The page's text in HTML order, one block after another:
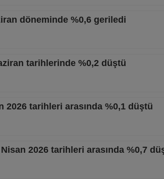
döneminde %0,6 geriledi
tarihlerinde %0,2 düştü
2026 tarihleri arasında %0,1 düştü
2026 tarihleri arasında %0,7